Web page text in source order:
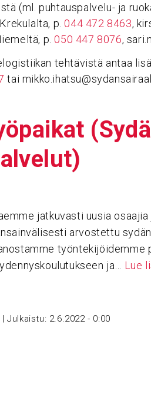
(ml. puhtauspalvelu- ja
p.044 472 8463,
p.050 447 8076,
tehtävistä antaa
tai
jatkuvasti uusia
arvostettu
työntekijöidemme
ja… Lue
|Julkaistu: 2.6.2022 - 0:00